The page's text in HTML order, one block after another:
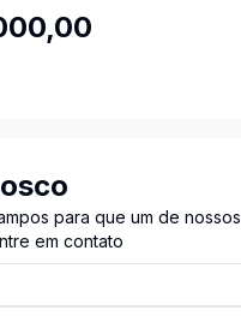
para que um de nossos
em contato